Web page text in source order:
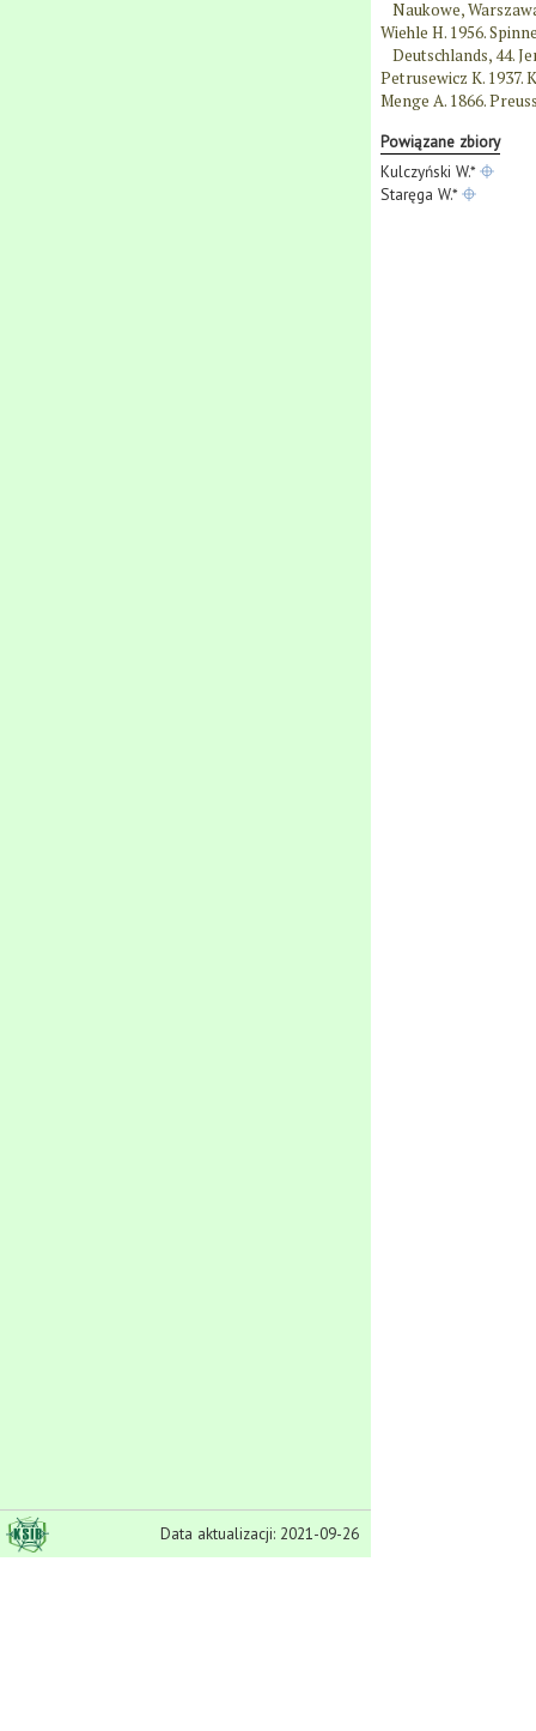
Data aktualizacji: 2021-09-26
Naukowe,
Wiehle H. 1956.
Deutschlands, 44.
Petrusewicz K. 1937.
Menge A. 1866.
Powiązane zbiory
Kulczyński W.*
Staręga W.*